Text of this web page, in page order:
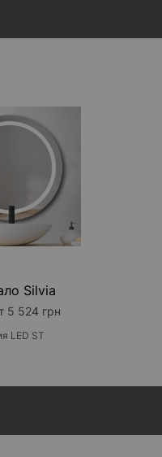
Silvia
5 524 грн
LED ST